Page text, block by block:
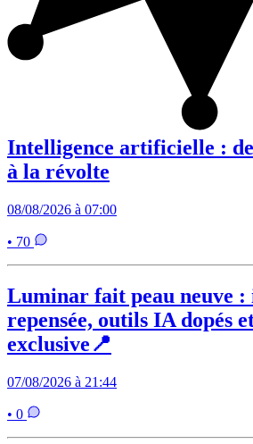
Intelligence artificielle :
à la révolte
08/08/2026 à 07:00
• 70
Luminar fait peau neuve :
repensée, outils IA dopés
exclusive📍
07/08/2026 à 21:44
• 0